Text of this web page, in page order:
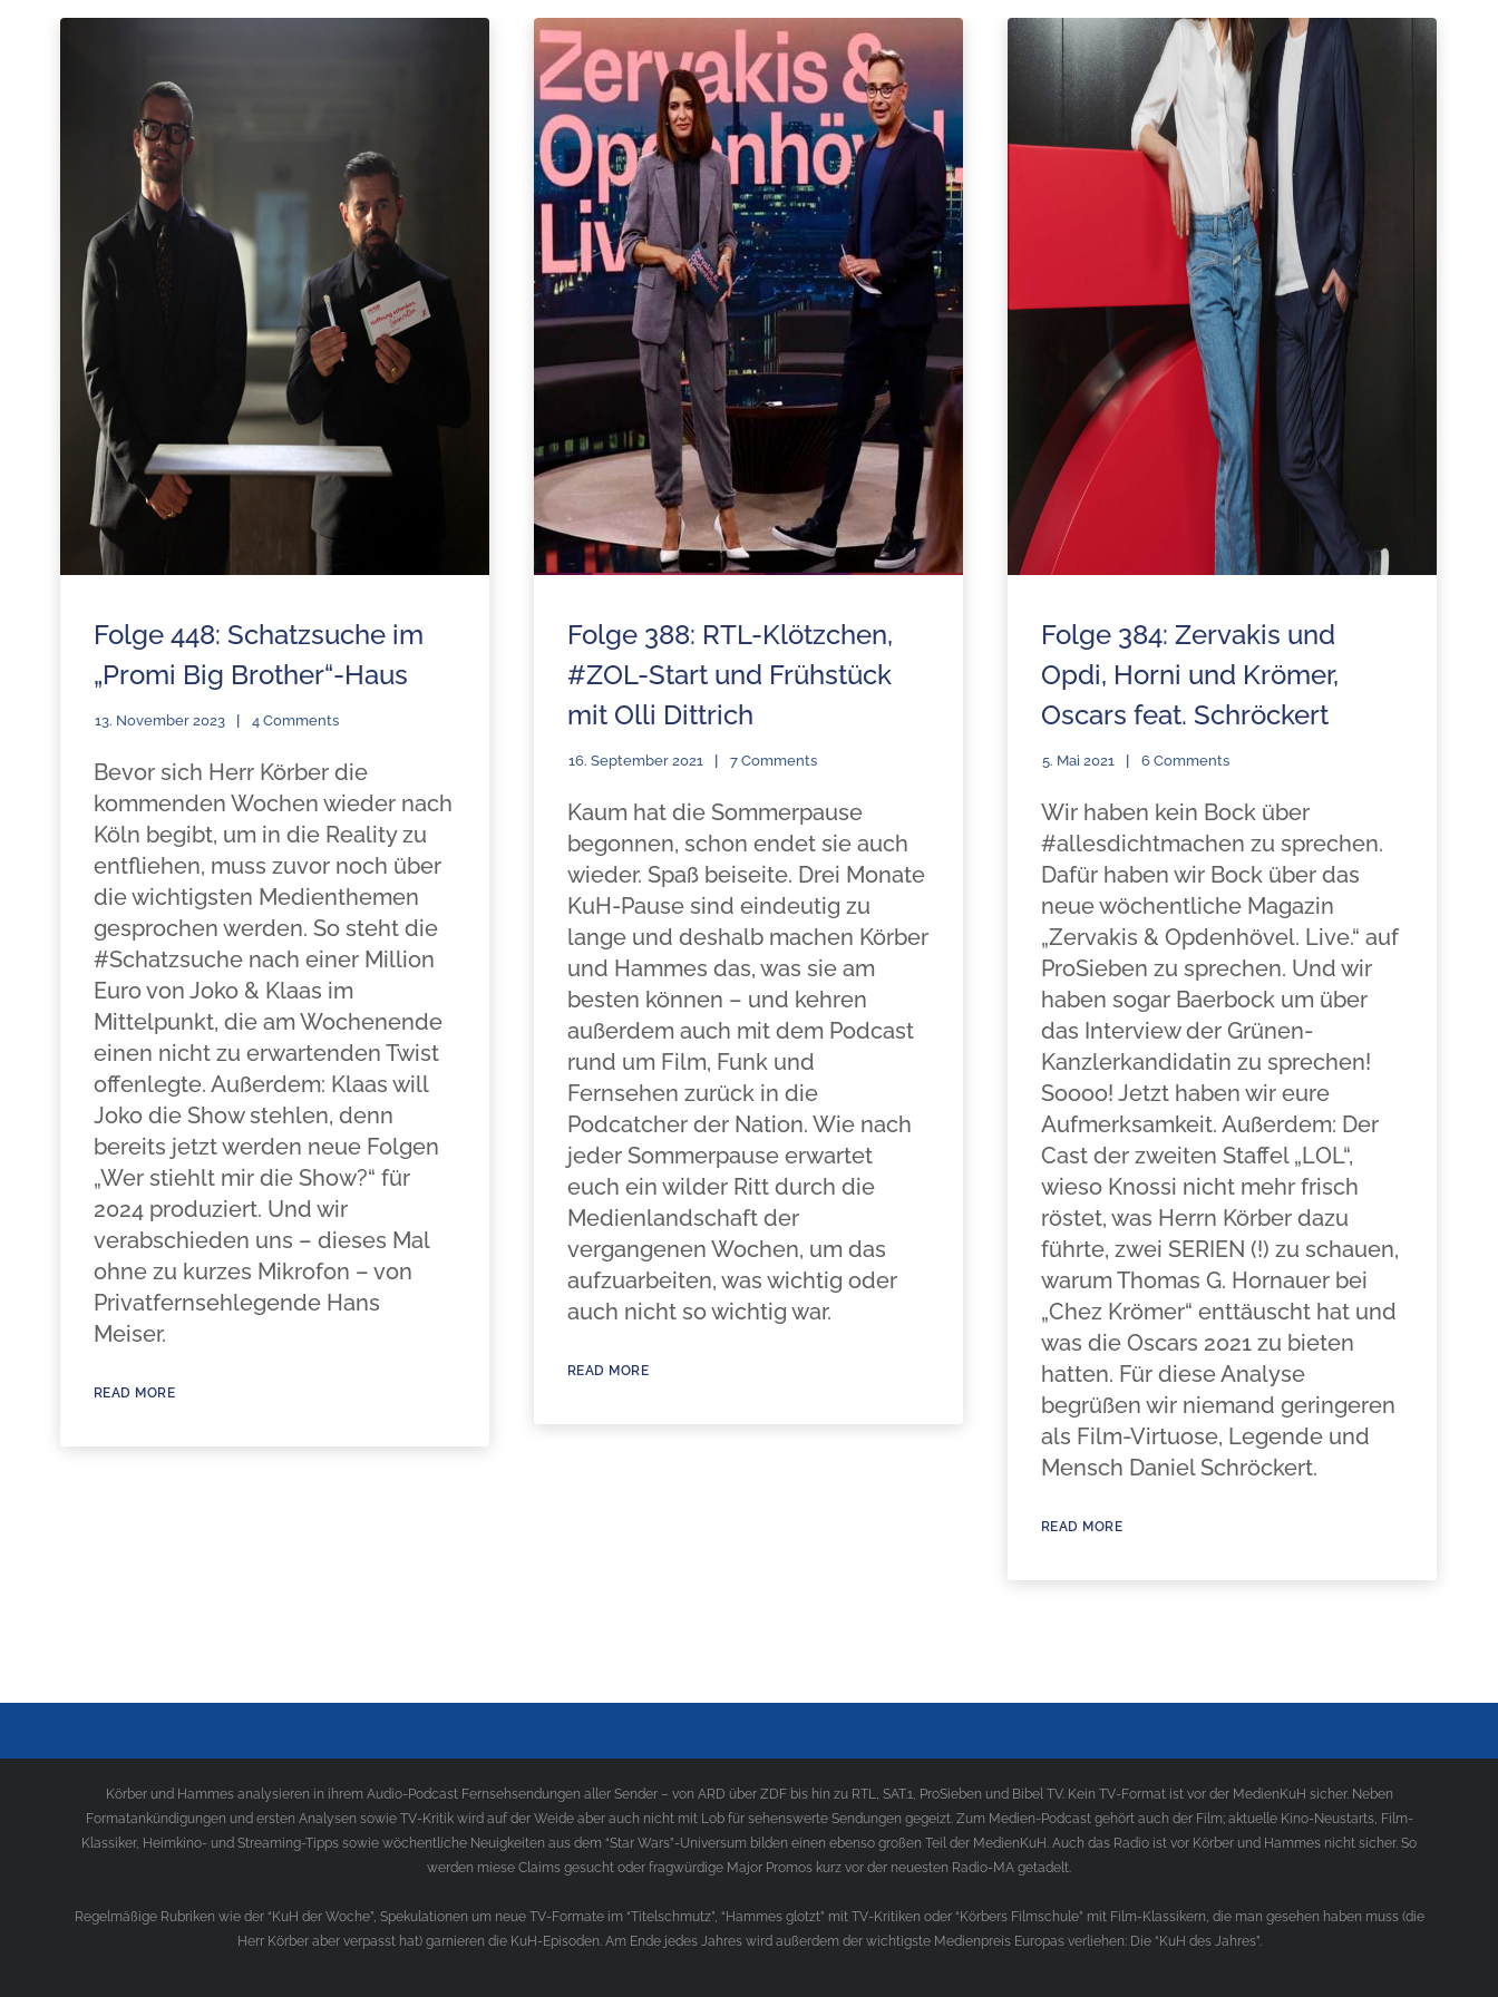
Folge 448: Schatzsuche im
„Promi Big Brother“-Haus
13. November 2023 4 Comments
Bevor sich Herr Körber die
kommenden Wochen wieder nach
Köln begibt, um in die Reality zu
entfliehen, muss zuvor noch über
die wichtigsten Medienthemen
gesprochen werden. So steht die
#Schatzsuche nach einer Million
Euro von Joko & Klaas im
Mittelpunkt, die am Wochenende
einen nicht zu erwartenden Twist
offenlegte. Außerdem: Klaas will
Joko die Show stehlen, denn
bereits jetzt werden neue Folgen
„Wer stiehlt mir die Show?“ für
2024 produziert. Und wir
verabschieden uns – dieses Mal
ohne zu kurzes Mikrofon – von
Privatfernsehlegende Hans
Meiser.
READ MORE
Folge 388: RTL-Klötzchen,
#ZOL-Start und Frühstück
mit Olli Dittrich
16. September 2021 7 Comments
Kaum hat die Sommerpause
begonnen, schon endet sie auch
wieder. Spaß beiseite. Drei Monate
KuH-Pause sind eindeutig zu
lange und deshalb machen Körber
und Hammes das, was sie am
besten können – und kehren
außerdem auch mit dem Podcast
rund um Film, Funk und
Fernsehen zurück in die
Podcatcher der Nation. Wie nach
jeder Sommerpause erwartet
euch ein wilder Ritt durch die
Medienlandschaft der
vergangenen Wochen, um das
aufzuarbeiten, was wichtig oder
auch nicht so wichtig war.
READ MORE
Folge 384: Zervakis und
Opdi, Horni und Krömer,
Oscars feat. Schröckert
5. Mai 2021 6 Comments
Wir haben kein Bock über
#allesdichtmachen zu sprechen.
Dafür haben wir Bock über das
neue wöchentliche Magazin
„Zervakis & Opdenhövel. Live.“ auf
ProSieben zu sprechen. Und wir
haben sogar Baerbock um über
das Interview der Grünen-
Kanzlerkandidatin zu sprechen!
Soooo! Jetzt haben wir eure
Aufmerksamkeit. Außerdem: Der
Cast der zweiten Staffel „LOL“,
wieso Knossi nicht mehr frisch
röstet, was Herrn Körber dazu
führte, zwei SERIEN (!) zu schauen,
warum Thomas G. Hornauer bei
„Chez Krömer“ enttäuscht hat und
was die Oscars 2021 zu bieten
hatten. Für diese Analyse
begrüßen wir niemand geringeren
als Film-Virtuose, Legende und
Mensch Daniel Schröckert.
READ MORE
Körber und Hammes analysieren in ihrem Audio-Podcast Fernsehsendungen aller Sender – von ARD über ZDF bis hin zu RTL, SAT.1, ProSieben und Bibel TV. Kein TV-Format ist vor der MedienKuH sicher. Neben
Formatankündigungen und ersten Analysen sowie TV-Kritik wird auf der Weide aber auch nicht mit Lob für sehenswerte Sendungen gegeizt. Zum Medien-Podcast gehört auch der Film; aktuelle Kino-Neustarts, Film-
Klassiker, Heimkino- und Streaming-Tipps sowie wöchentliche Neuigkeiten aus dem “Star Wars”-Universum bilden einen ebenso großen Teil der MedienKuH. Auch das Radio ist vor Körber und Hammes nicht sicher. So
werden miese Claims gesucht oder fragwürdige Major Promos kurz vor der neuesten Radio-MA getadelt.
Regelmäßige Rubriken wie der “KuH der Woche”, Spekulationen um neue TV-Formate im “Titelschmutz”, “Hammes glotzt” mit TV-Kritiken oder “Körbers Filmschule” mit Film-Klassikern, die man gesehen haben muss (die
Herr Körber aber verpasst hat) garnieren die KuH-Episoden. Am Ende jedes Jahres wird außerdem der wichtigste Medienpreis Europas verliehen: Die “KuH des Jahres”.